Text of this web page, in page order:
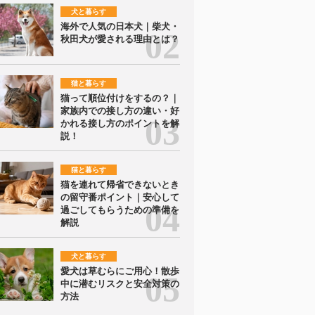
犬と暮らす
海外で人気の日本犬｜柴犬・
秋田犬が愛される理由とは？
猫と暮らす
猫って順位付けをするの？｜
家族内での接し方の違い・好
かれる接し方のポイントを解
説！
猫と暮らす
猫を連れて帰省できないとき
の留守番ポイント｜安心して
過ごしてもらうための準備を
解説
犬と暮らす
愛犬は草むらにご用心！散歩
中に潜むリスクと安全対策の
方法